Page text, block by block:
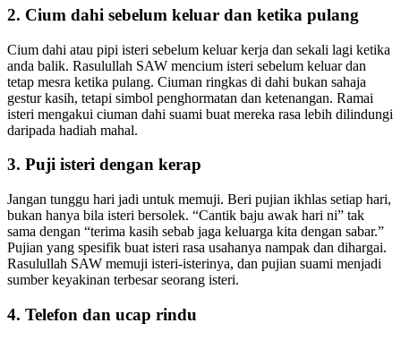
2. Cium dahi sebelum keluar dan ketika pulang
Cium dahi atau pipi isteri sebelum keluar kerja dan sekali lagi ketika
anda balik. Rasulullah SAW mencium isteri sebelum keluar dan
tetap mesra ketika pulang. Ciuman ringkas di dahi bukan sahaja
gestur kasih, tetapi simbol penghormatan dan ketenangan. Ramai
isteri mengakui ciuman dahi suami buat mereka rasa lebih dilindungi
daripada hadiah mahal.
3. Puji isteri dengan kerap
Jangan tunggu hari jadi untuk memuji. Beri pujian ikhlas setiap hari,
bukan hanya bila isteri bersolek. “Cantik baju awak hari ni” tak
sama dengan “terima kasih sebab jaga keluarga kita dengan sabar.”
Pujian yang spesifik buat isteri rasa usahanya nampak dan dihargai.
Rasulullah SAW memuji isteri-isterinya, dan pujian suami menjadi
sumber keyakinan terbesar seorang isteri.
4. Telefon dan ucap rindu